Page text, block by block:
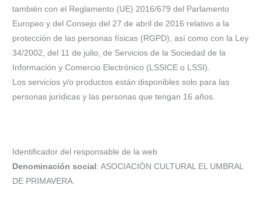
también con el Reglamento (UE) 2016/679 del Parlamento
Europeo y del Consejo del 27 de abril de 2016 relativo a la
protección de las personas físicas (RGPD), así como con la Ley
34/2002, del 11 de julio, de Servicios de la Sociedad de la
Información y Comercio Electrónico (LSSICE o LSSI).
Los servicios y/o productos están disponibles solo para las
personas jurídicas y las personas que tengan 16 años.
Identificador del responsable de la web
Denominación social : ASOCIACIÓN CULTURAL EL UMBRAL
DE PRIMAVERA.